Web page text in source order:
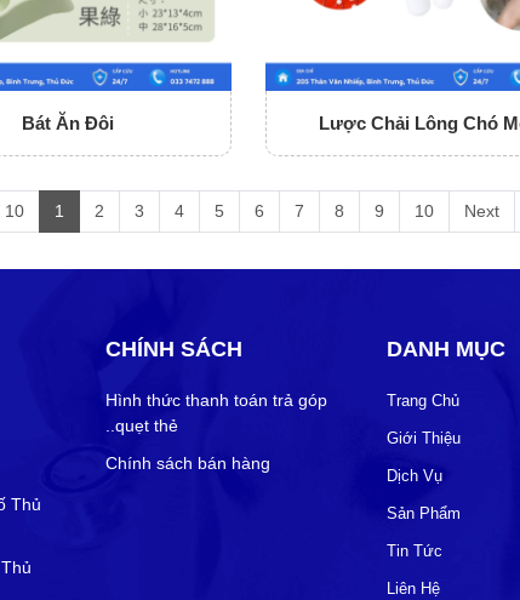
Bát Ăn Đôi Lược Chải Lông Chó
10 1 2 3 4 5 6 7 8 9 10 Next
Thủ
CHÍNH SÁCH
Hình thức thanh toán trả góp
..quẹt thẻ
Chính sách bán hàng
DANH MỤC
Trang Chủ
Giới Thiệu
Dịch Vụ
Sản Phẩm
Tin Tức
Liên Hệ